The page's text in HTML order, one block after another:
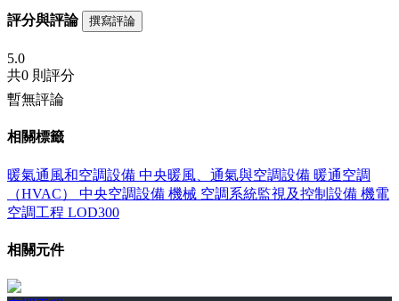
評分與評論 撰寫評論
5.0
共0 則評分
暫無評論
相關標籤
暖氣通風和空調設備 中央暖風、通氣與空調設備 暖通空調
（HVAC） 中央空調設備 機械 空調系統監視及控制設備 機電
空調工程 LOD300
相關元件